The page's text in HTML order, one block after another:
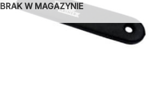
BRAK W MAGAZYNIE